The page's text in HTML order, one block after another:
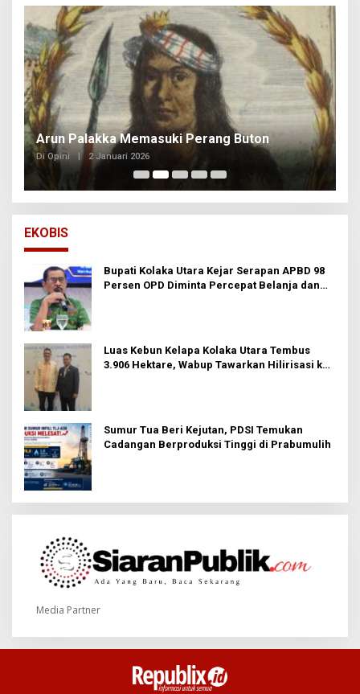
Arun Palakka Memasuki Perang Buton
Di Opini 2 Januari 2026
EKOBIS
Bupati Kolaka Utara Kejar Serapan APBD 98
Persen OPD Diminta Percepat Belanja dan
Luas Kebun Kelapa Kolaka Utara Tembus
3.906 Hektare, Wabup Tawarkan Hilirisasi ke
Sumur Tua Beri Kejutan, PDSI Temukan
Cadangan Berproduksi Tinggi di Prabumulih
Media Partner